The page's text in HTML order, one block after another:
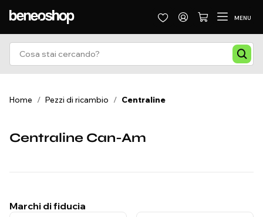
MENU
Home / Pezzi di ricambio / Centraline
Centraline Can-Am
Marchi di fiducia